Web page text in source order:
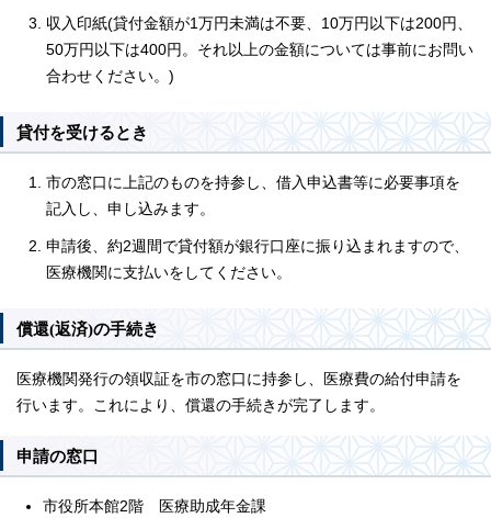
収入印紙(貸付金額が1万円未満は不要、10万円以下は200円、
50万円以下は400円。それ以上の金額については事前にお問い
合わせください。)
貸付を受けるとき
市の窓口に上記のものを持参し、借入申込書等に必要事項を
記入し、申し込みます。
申請後、約2週間で貸付額が銀行口座に振り込まれますので、
医療機関に支払いをしてください。
償還(返済)の手続き
医療機関発行の領収証を市の窓口に持参し、医療費の給付申請を
行います。これにより、償還の手続きが完了します。
申請の窓口
市役所本館2階 医療助成年金課